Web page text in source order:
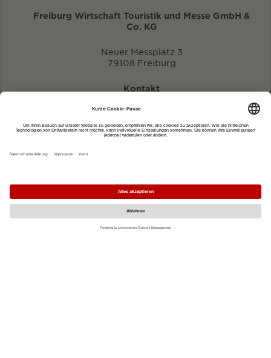
Freiburg Wirtschaft Touristik und Messe GmbH &
Co. KG
Neuer Messplatz 3
79108 Freiburg
Kontakt
eventportal@fwtm.de
Impressum